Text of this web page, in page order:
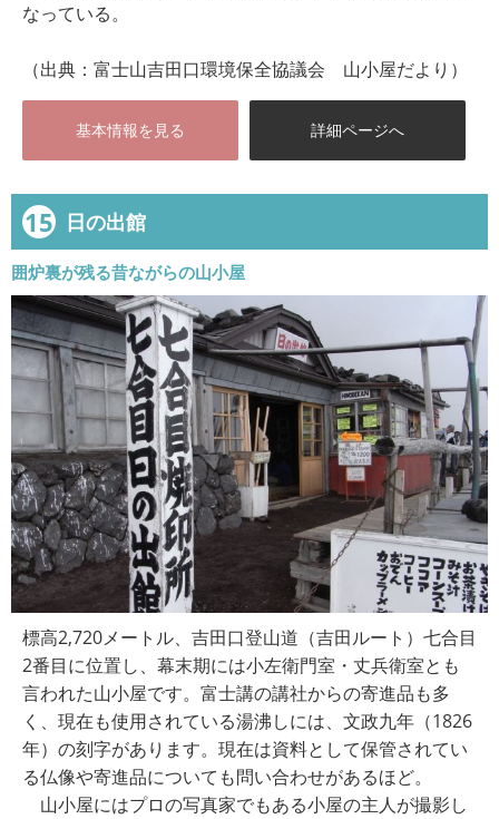
なっている。
（出典：富士山吉田口環境保全協議会 山小屋だより）
基本情報を見る 詳細ページへ
15 日の出館
囲炉裏が残る昔ながらの山小屋
標高2,720メートル、吉田口登山道（吉田ルート）七合目
2番目に位置し、幕末期には小左衛門室・丈兵衛室とも
言われた山小屋です。富士講の講社からの寄進品も多
く、現在も使用されている湯沸しには、文政九年（1826
年）の刻字があります。現在は資料として保管されてい
る仏像や寄進品についても問い合わせがあるほど。
山小屋にはプロの写真家でもある小屋の主人が撮影し